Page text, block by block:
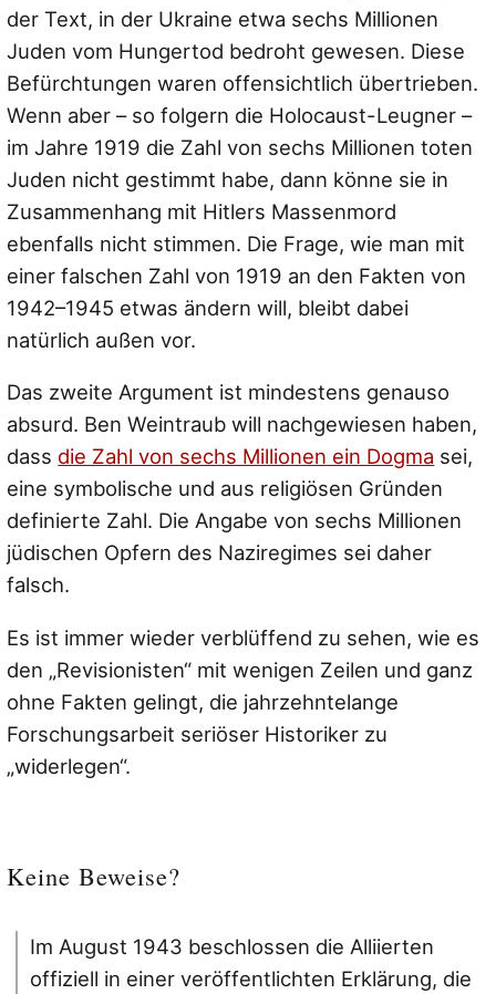
der Text, in der Ukraine etwa sechs Millionen
Juden vom Hungertod bedroht gewesen. Diese
Befürchtungen waren offensichtlich übertrieben.
Wenn aber – so folgern die Holocaust-Leugner –
im Jahre 1919 die Zahl von sechs Millionen toten
Juden nicht gestimmt habe, dann könne sie in
Zusammenhang mit Hitlers Massenmord
ebenfalls nicht stimmen. Die Frage, wie man mit
einer falschen Zahl von 1919 an den Fakten von
1942–1945 etwas ändern will, bleibt dabei
natürlich außen vor.
Das zweite Argument ist mindestens genauso
absurd. Ben Weintraub will nachgewiesen haben,
dass die Zahl von sechs Millionen ein Dogma sei,
eine symbolische und aus religiösen Gründen
definierte Zahl. Die Angabe von sechs Millionen
jüdischen Opfern des Naziregimes sei daher
falsch.
Es ist immer wieder verblüffend zu sehen, wie es
den „Revisionisten“ mit wenigen Zeilen und ganz
ohne Fakten gelingt, die jahrzehntelange
Forschungsarbeit seriöser Historiker zu
„widerlegen“.
Keine Beweise?
Im August 1943 beschlossen die Alliierten
offiziell in einer veröffentlichten Erklärung, die